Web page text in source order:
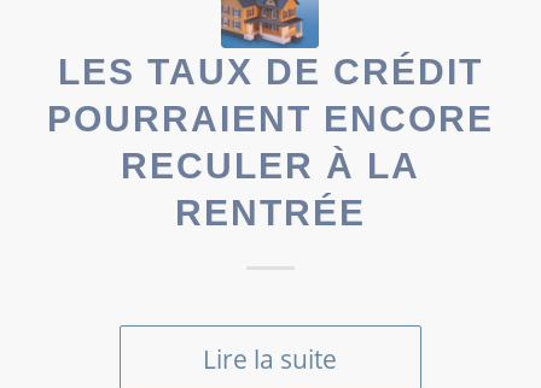
LES TAUX DE CRÉDIT
POURRAIENT ENCORE
RECULER À LA
RENTRÉE
Lire la suite